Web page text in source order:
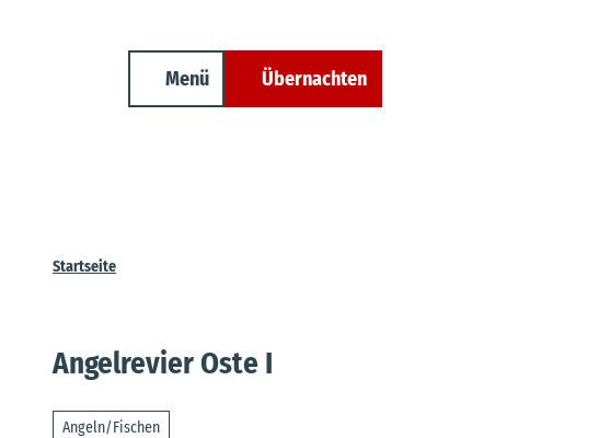
Menü Übernachten
Startseite
Angelrevier Oste I
Angeln/Fischen